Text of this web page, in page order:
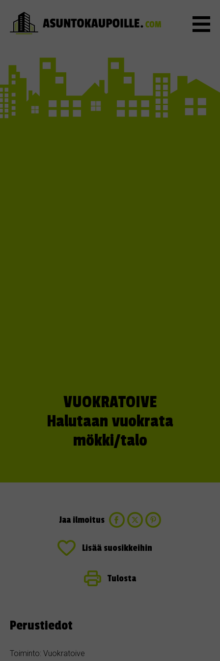
VUOKRATOIVE
Halutaan vuokrata
mökki/talo
Jaa ilmoitus
Lisää suosikkeihin
Tulosta
Perustiedot
Toiminto: Vuokratoive